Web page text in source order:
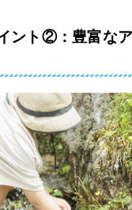
ント②：豊富な